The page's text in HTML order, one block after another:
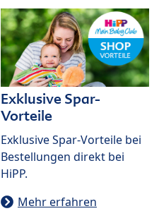
Exklusive Spar-
Vorteile
Exklusive Spar-Vorteile bei
Bestellungen direkt bei
HiPP.
Mehr erfahren